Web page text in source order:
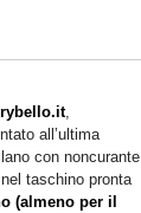
,
all’ultima
con noncurante
taschino pronta
(almeno per il